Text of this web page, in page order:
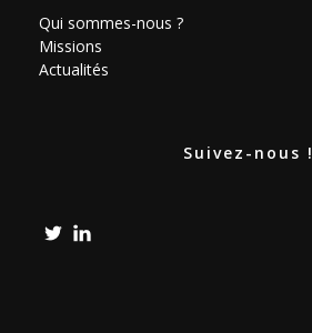
Qui sommes-nous ?
Missions
Actualités
Suivez-nous !